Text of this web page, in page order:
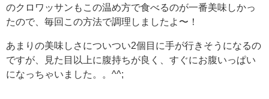
のクロワッサンもこの温め方で食べるのが一番美味しかっ
たので、毎回この方法で調理しましたよ〜！
あまりの美味しさについつい2個目に手が行きそうになるの
ですが、見た目以上に腹持ちが良く、すぐにお腹いっぱい
になっちゃいました。。^^;